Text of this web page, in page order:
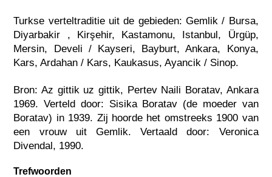
Turkse verteltraditie uit de gebieden: Gemlik / Bursa,
Diyarbakir , Kirşehir, Kastamonu, Istanbul, Ürgüp,
Mersin, Develi / Kayseri, Bayburt, Ankara, Konya,
Kars, Ardahan / Kars, Kaukasus, Ayancik / Sinop.
Bron: Az gittik uz gittik, Pertev Naili Boratav, Ankara
1969. Verteld door: Sisika Boratav (de moeder van
Boratav) in 1939. Zij hoorde het omstreeks 1900 van
een vrouw uit Gemlik. Vertaald door: Veronica
Divendal, 1990.
Trefwoorden